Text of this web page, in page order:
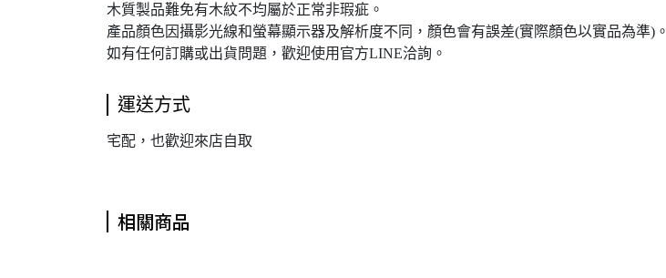
木質製品難免有木紋不均屬於正常非瑕疵。
產品顏色因攝影光線和螢幕顯示器及解析度不同，顏色會有誤差(實際顏色以實品為準)。
如有任何訂購或出貨問題，歡迎使用官方LINE洽詢。
運送方式
宅配，也歡迎來店自取
相關商品